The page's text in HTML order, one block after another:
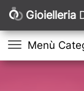
Gioielleria
Menù